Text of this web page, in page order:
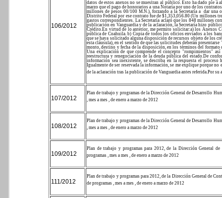
106/2012
datos de estos anexos no se muestran al público.Esto ha dado pie a
marzo que el pago de honorarios a una Notaría por uno de los
millones de pesos 00/100 M.N.), forzando a la Secretaría a
dar una
Distrito Federal por ese contrato fue de $1,353,056.80 (Un millones
gastos correspondientes. La Secretaría aclaró que los 848 millones
publicación en Vanguardia y de la aclaración, la Secretaría hizo
Crédito.En virtud de lo anterior, me permito solicitar:a) los Anexos
pública de Coahuila.b) Copia de todos los oficios enviados a los
que se haya solicitado alguna disposición de recursos objeto de los
esta cláusula), en el sentido de que las solicitudes deberán
monto, destino y fecha de la disposición, en los términos del formato
Una explicación de que comprende el concepto "rompimientos"
reestructura y renegociación de la deuda pública del estado.De
información sea inexistente, se describa en la respuesta el
Igualmente de ser reservada la información, se me explique porque
de la aclaración tras la publicación de Vanguardia antes referida.Por su
107/2012
Plan de trabajo y programas de la Dirección General de Desarrollo
, mes a mes , de enero a marzo de 2012
108/2012
Plan de trabajo y programas de la Dirección General de Desarrollo
, mes a mes , de enero a marzo de 2012
109/2012
Plan de trabajo y programas para 2012, de la Dirección General de
programas , mes a mes , de enero a marzo de 2012
111/2012
Plan de trabajo y programas para 2012, de la Dirección General de
de programas , mes a mes , de enero a marzo de 2012